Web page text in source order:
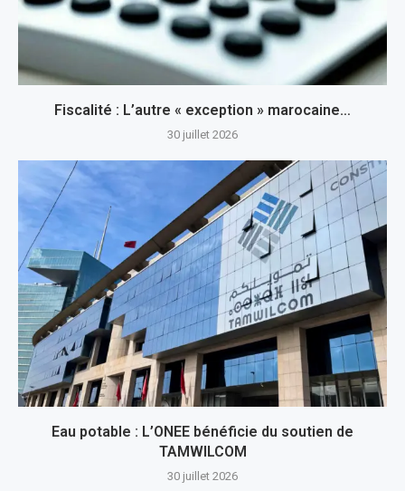
Fiscalité : L’autre « exception » marocaine…
30 juillet 2026
Eau potable : L’ONEE bénéficie du soutien de
TAMWILCOM
30 juillet 2026